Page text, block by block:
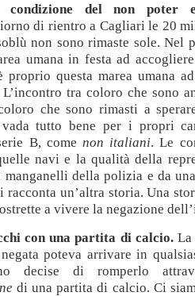
condizione del non poter
di rientro a Cagliari le 20
non sono rimaste sole. Nel
umana in festa ad
proprio questa marea umana
tra coloro che sono
che sono rimasti a
vada tutto bene per i propri
B, come non italiani. Le
navi e la qualità della
della polizia e da
racconta un’altra storia. Una
a vivere la negazione
con una partita di calcio.La
poteva arrivare in
decise di romperlo
di una partita di calcio. Ci